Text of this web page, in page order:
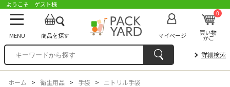
ようこそ ゲスト様
MENU 商品を探す マイページ
0
買い物
かご
詳細検索
ホーム > 衛生用品 > 手袋 > ニトリル手袋